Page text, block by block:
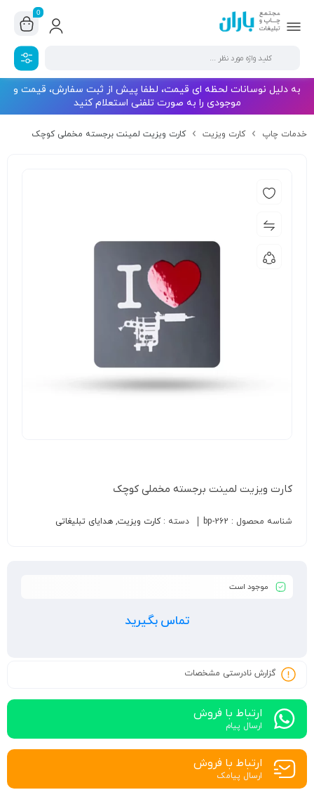
0
به دلیل نوسانات لحظه ای قیمت، لطفا پیش از ثبت سفارش، قیمت و
موجودی را به صورت تلفنی استعلام کنید
خدمات چاپ کارت ویزیت کارت ویزیت لمینت برجسته مخملی کوچک
کارت ویزیت لمینت برجسته مخملی کوچک
شناسه محصول : bp-262 دسته :کارت ویزیت, هدایای تبلیغاتی
موجود است
تماس بگیرید
گزارش نادرستی مشخصات
ارتباط با فروش
ارسال پیام
ارتباط با فروش
ارسال پیامک